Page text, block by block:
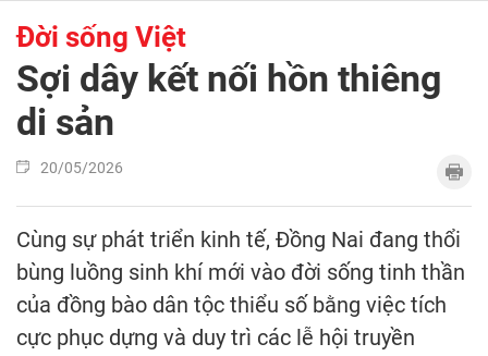
Đời sống Việt
Sợi dây kết nối hồn thiêng
di sản
20/05/2026
Cùng sự phát triển kinh tế, Đồng Nai đang thổi
bùng luồng sinh khí mới vào đời sống tinh thần
của đồng bào dân tộc thiểu số bằng việc tích
cực phục dựng và duy trì các lễ hội truyền